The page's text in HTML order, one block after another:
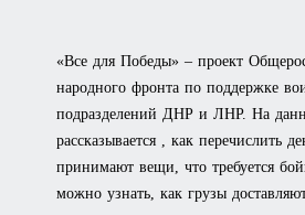
«Все для Победы» – проект
народного фронта по поддержке
подразделений ДНР и ЛНР. На
рассказывается , как перечислить
принимают вещи, что требуется
можно узнать, как грузы